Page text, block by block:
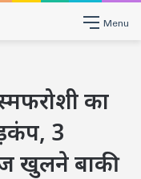
Menu
का
3
खुलने बाकी